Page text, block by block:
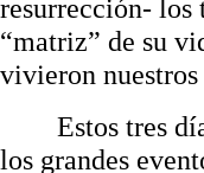
resurrección- los
“matriz” de su
vivieron
Estos tres
los grandes